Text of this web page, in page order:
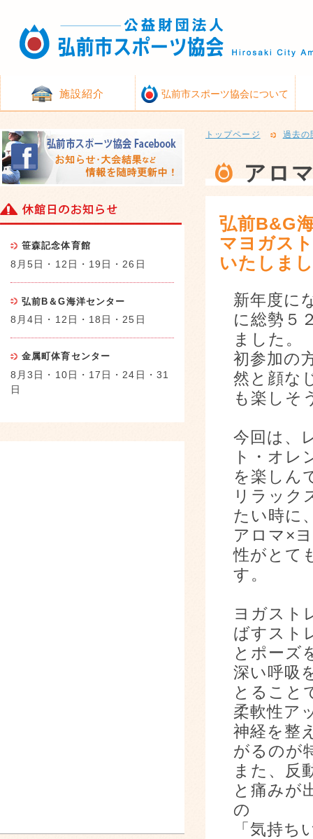
施設紹介 弘前市スポーツ協会について
トップページ 過去の
アロ
弘前B&G
マヨガス
いたしま
新年度に
に総勢５
ました。
初参加の
然と顔な
も楽しそ
今回は、
ト・オレ
を楽しん
リラック
たい時に
アロマ×
性がとて
す。
ヨガスト
ばすスト
とポーズ
深い呼吸
とること
柔軟性ア
神経を整
がるのが
また、反
と痛みが
の
「気持
笹森記念体育館
8月5日・12日・19日・26日
弘前B＆G海洋センター
8月4日・12日・18日・25日
金属町体育センター
8月3日・10日・17日・24日・31
日